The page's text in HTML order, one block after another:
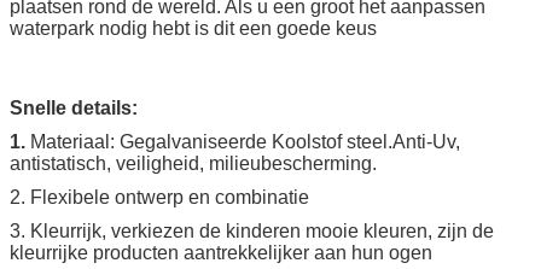
plaatsen rond de wereld. Als u een groot het aanpassen
waterpark nodig hebt is dit een goede keus
Snelle details:
1. Materiaal: Gegalvaniseerde Koolstof steel.Anti-Uv,
antistatisch, veiligheid, milieubescherming.
2. Flexibele ontwerp en combinatie
3. Kleurrijk, verkiezen de kinderen mooie kleuren, zijn de
kleurrijke producten aantrekkelijker aan hun ogen